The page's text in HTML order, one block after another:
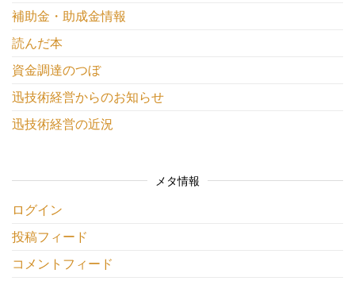
補助金・助成金情報
読んだ本
資金調達のつぼ
迅技術経営からのお知らせ
迅技術経営の近況
メタ情報
ログイン
投稿フィード
コメントフィード